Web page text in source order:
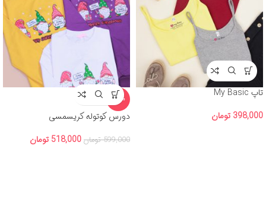
تاپ My Basic
398,000 تومان
-14%
دورس کوتوله کریسمسی
599,000 تومان 518,000 تومان